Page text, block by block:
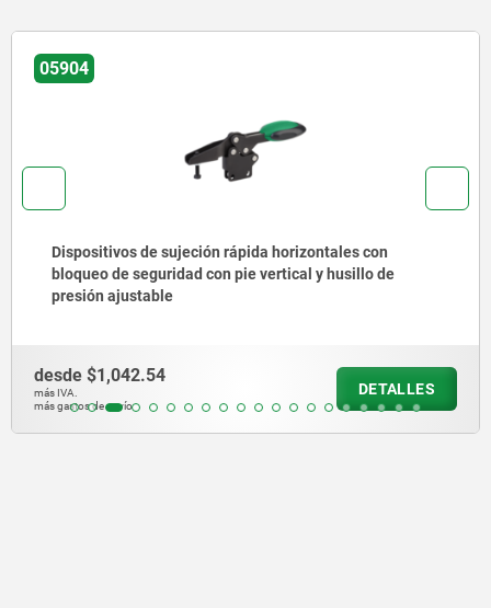
05904
Dispositivos de sujeción rápida horizontales con
bloqueo de seguridad con pie vertical y husillo de
presión ajustable
desde $1,042.54
más IVA.
más gastos de envío
DETALLES